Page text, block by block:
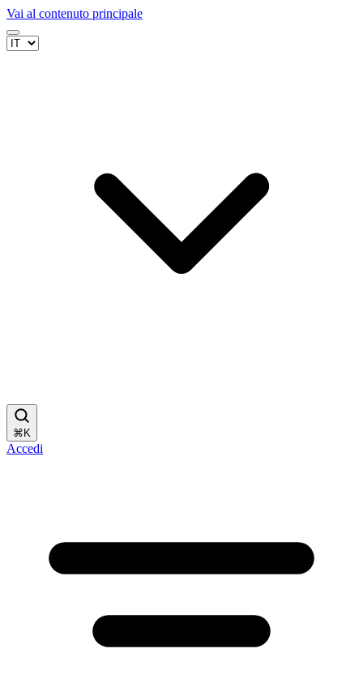
Vai al contenuto principale
⌘ K
Accedi